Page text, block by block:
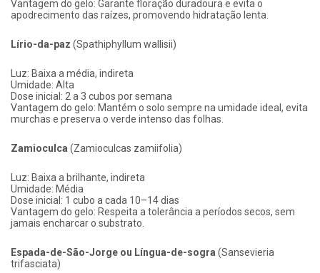
Vantagem do gelo: Garante floração duradoura e evita o
apodrecimento das raízes, promovendo hidratação lenta.
Lírio-da-paz (Spathiphyllum wallisii)
Luz: Baixa a média, indireta
Umidade: Alta
Dose inicial: 2 a 3 cubos por semana
Vantagem do gelo: Mantém o solo sempre na umidade ideal, evita
murchas e preserva o verde intenso das folhas.
Zamioculca (Zamioculcas zamiifolia)
Luz: Baixa a brilhante, indireta
Umidade: Média
Dose inicial: 1 cubo a cada 10–14 dias
Vantagem do gelo: Respeita a tolerância a períodos secos, sem
jamais encharcar o substrato.
Espada-de-São-Jorge ou Língua-de-sogra (Sansevieria
trifasciata)